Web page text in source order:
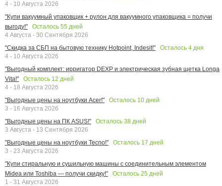
4 - 10 Августа 2026
"Купи вакуумный упаковщик + рулон для вакуумного упаковщика = получи
выгоду!"
Осталось 55 дней
4 Августа - 30 Сентября 2026
"Скидка за СБП на бытовую технику Hotpoint, Indesit!"
Осталось 4 дня
4 - 10 Августа 2026
"Выгодный комплект: ирригатор DEXP и электрическая зубная щетка Longa
Vita!"
Осталось 12 дней
4 - 18 Августа 2026
"Выгодные цены на ноутбуки Acer!"
Осталось 10 дней
3 - 16 Августа 2026
"Выгодные цены на ПК ASUS!"
Осталось 38 дней
3 Августа - 13 Сентября 2026
"Выгодные цены на ноутбуки Tecno!"
Осталось 17 дней
3 - 23 Августа 2026
"Купи стиральную и сушильную машины с соединительным элементом
Midea или Toshiba — получи скидку!"
Осталось 25 дней
1 - 31 Августа 2026